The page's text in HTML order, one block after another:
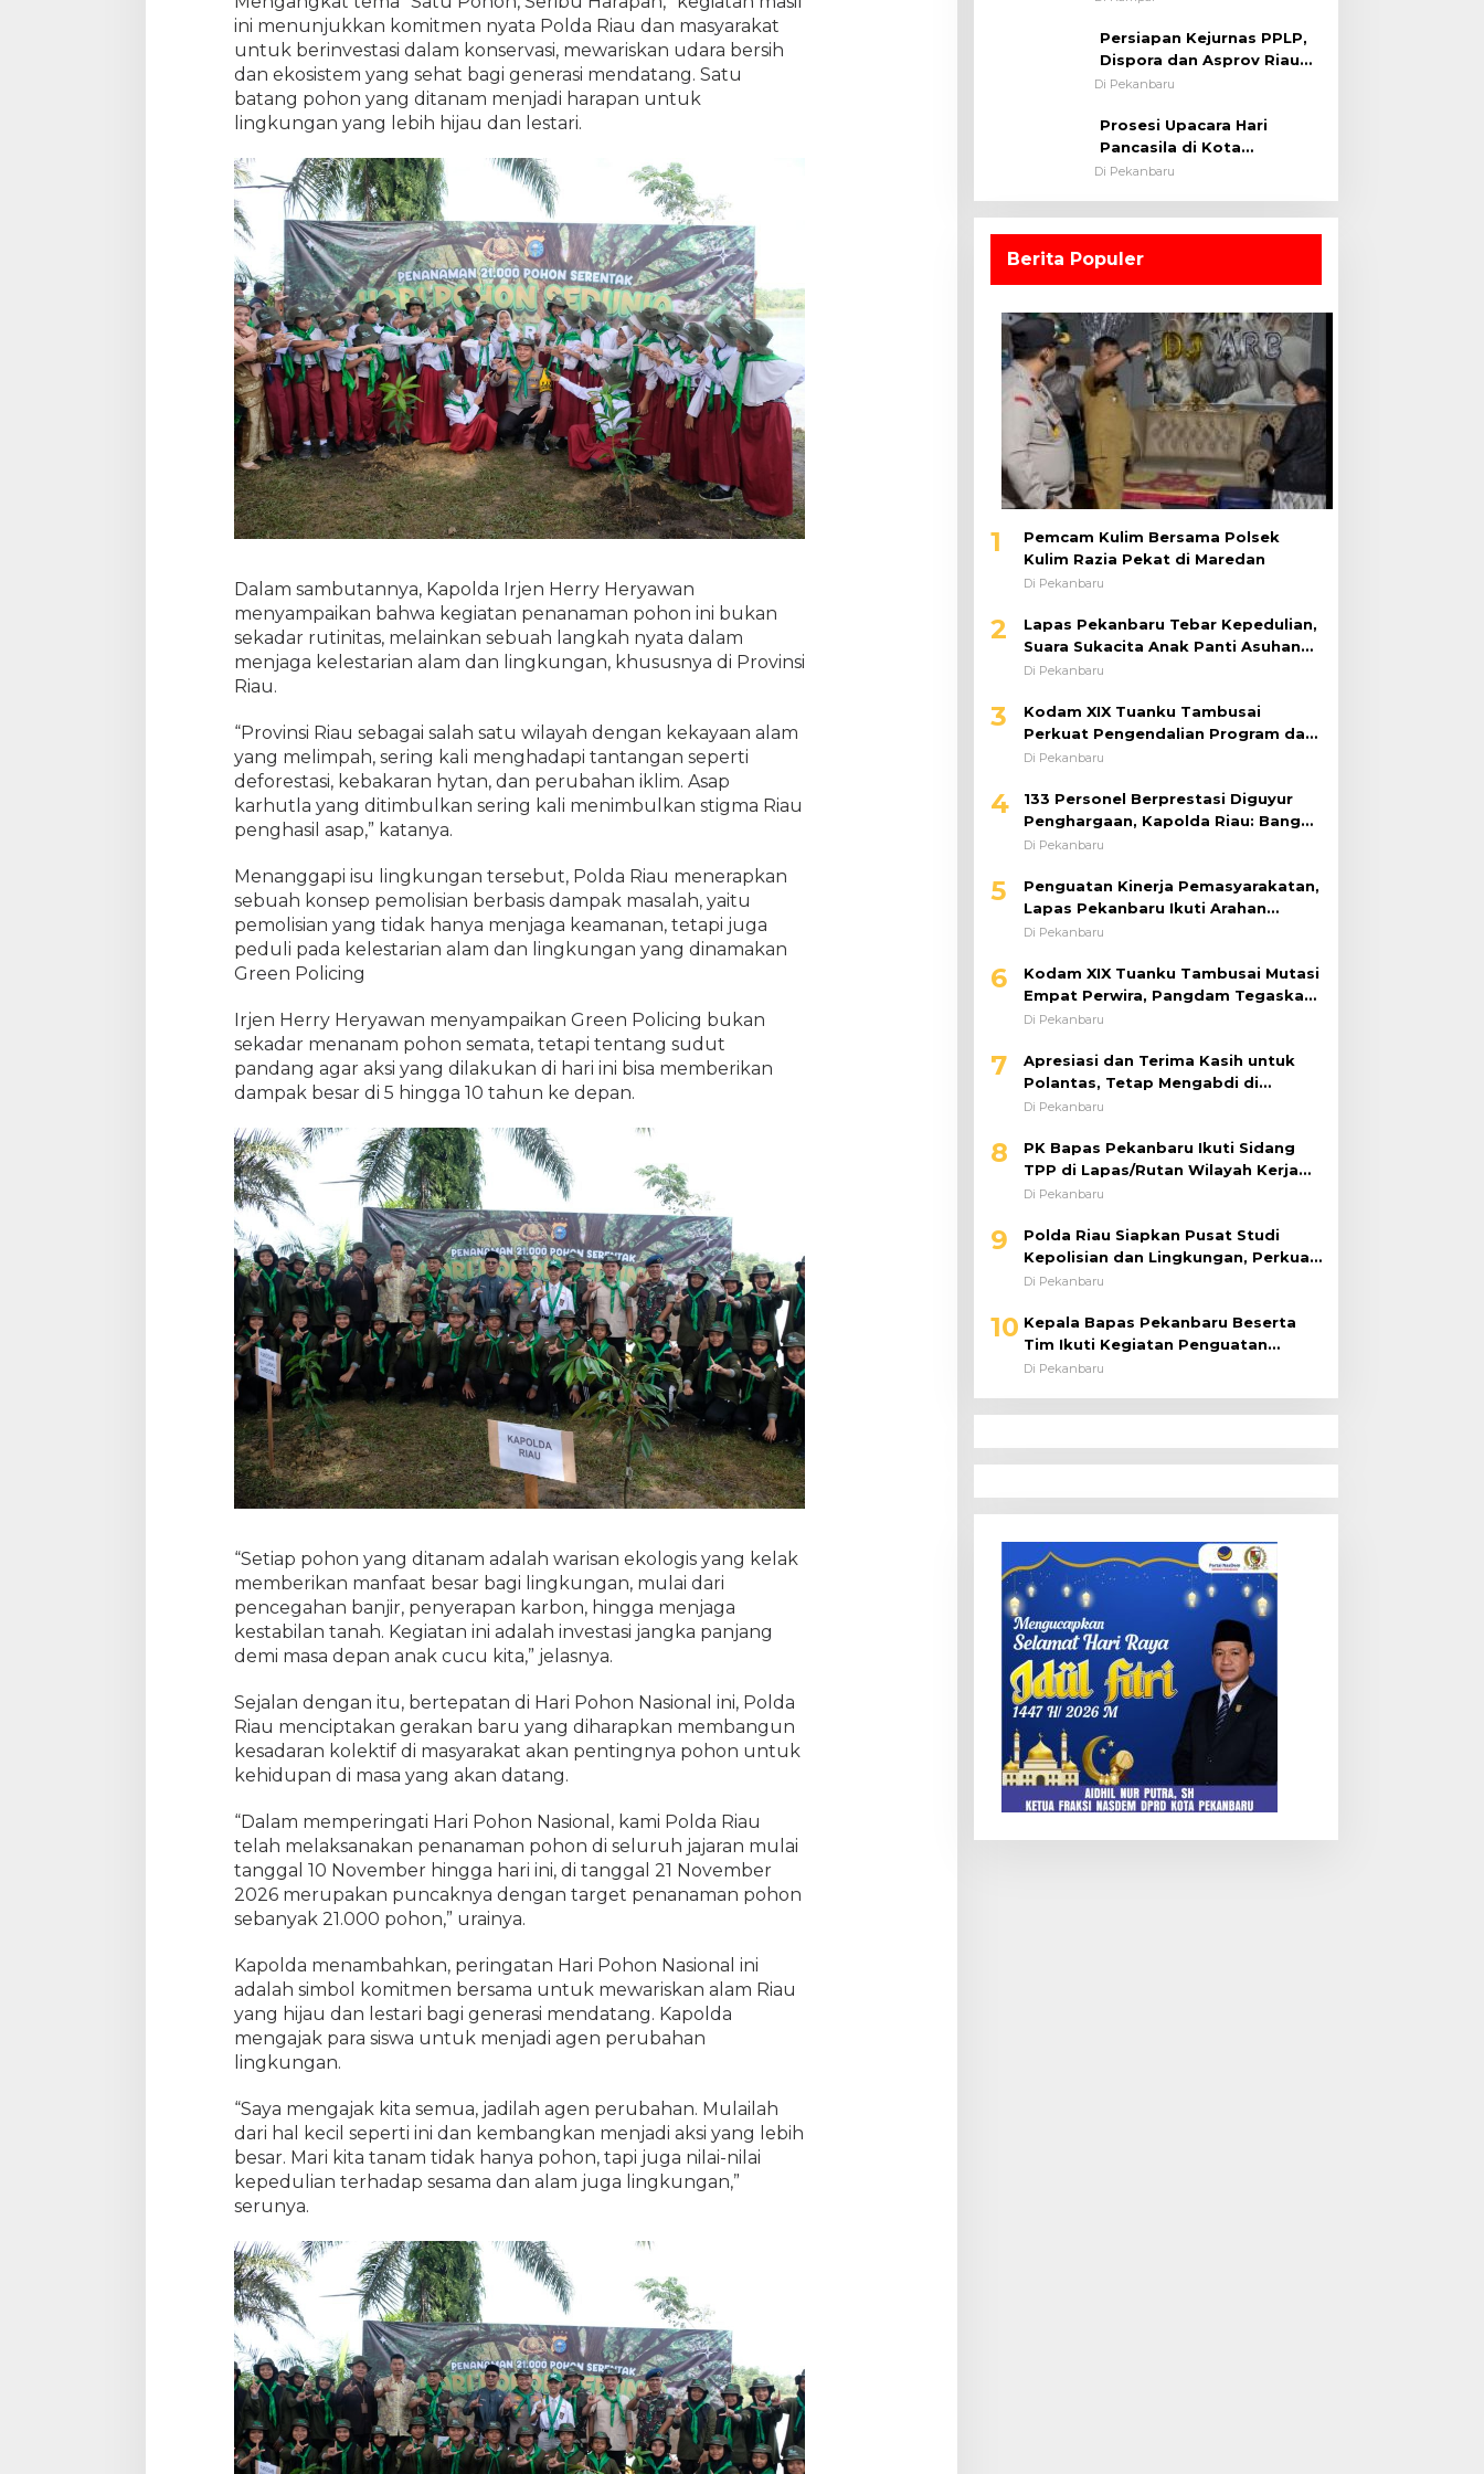
0
s
w
a
ini menunjukkan komitmen nyata Polda Riau dan masyarakat
untuk berinvestasi dalam konservasi, mewariskan udara bersih
dan ekosistem yang sehat bagi generasi mendatang. Satu
batang pohon yang ditanam menjadi harapan untuk
lingkungan yang lebih hijau dan lestari.
Dalam sambutannya, Kapolda Irjen Herry Heryawan
menyampaikan bahwa kegiatan penanaman pohon ini bukan
sekadar rutinitas, melainkan sebuah langkah nyata dalam
menjaga kelestarian alam dan lingkungan, khususnya di Provinsi
Riau.
“Provinsi Riau sebagai salah satu wilayah dengan kekayaan alam
yang melimpah, sering kali menghadapi tantangan seperti
deforestasi, kebakaran hytan, dan perubahan iklim. Asap
karhutla yang ditimbulkan sering kali menimbulkan stigma Riau
penghasil asap,” katanya.
Menanggapi isu lingkungan tersebut, Polda Riau menerapkan
sebuah konsep pemolisian berbasis dampak masalah, yaitu
pemolisian yang tidak hanya menjaga keamanan, tetapi juga
peduli pada kelestarian alam dan lingkungan yang dinamakan
Green Policing
Irjen Herry Heryawan menyampaikan Green Policing bukan
sekadar menanam pohon semata, tetapi tentang sudut
pandang agar aksi yang dilakukan di hari ini bisa memberikan
dampak besar di 5 hingga 10 tahun ke depan.
“Setiap pohon yang ditanam adalah warisan ekologis yang kelak
memberikan manfaat besar bagi lingkungan, mulai dari
pencegahan banjir, penyerapan karbon, hingga menjaga
kestabilan tanah. Kegiatan ini adalah investasi jangka panjang
demi masa depan anak cucu kita,” jelasnya.
Sejalan dengan itu, bertepatan di Hari Pohon Nasional ini, Polda
Riau menciptakan gerakan baru yang diharapkan membangun
kesadaran kolektif di masyarakat akan pentingnya pohon untuk
kehidupan di masa yang akan datang.
“Dalam memperingati Hari Pohon Nasional, kami Polda Riau
telah melaksanakan penanaman pohon di seluruh jajaran mulai
tanggal 10 November hingga hari ini, di tanggal 21 November
2026 merupakan puncaknya dengan target penanaman pohon
sebanyak 21.000 pohon,” urainya.
Kapolda menambahkan, peringatan Hari Pohon Nasional ini
adalah simbol komitmen bersama untuk mewariskan alam Riau
yang hijau dan lestari bagi generasi mendatang. Kapolda
mengajak para siswa untuk menjadi agen perubahan
lingkungan.
“Saya mengajak kita semua, jadilah agen perubahan. Mulailah
dari hal kecil seperti ini dan kembangkan menjadi aksi yang lebih
besar. Mari kita tanam tidak hanya pohon, tapi juga nilai-nilai
kepedulian terhadap sesama dan alam juga lingkungan,”
serunya.
Persiapan Kejurnas PPLP,
Dispora dan Asprov Riau
Tinjau Kelayakan Rumput
Di Pekanbaru
Prosesi Upacara Hari
Pancasila di Kota
Pekanbaru Tetap Khidmat
Di Pekanbaru
Berita Populer
1
Pemcam Kulim Bersama Polsek
Kulim Razia Pekat di Maredan
Di Pekanbaru
2
Lapas Pekanbaru Tebar Kepedulian,
Suara Sukacita Anak Panti Asuhan
Kemuliaan Iringi Bantuan Sosial
Di Pekanbaru
3
Kodam XIX Tuanku Tambusai
Perkuat Pengendalian Program dan
Implementasi Doktrin TNI AD
Di Pekanbaru
4
133 Personel Berprestasi Diguyur
Penghargaan, Kapolda Riau: Bangun
Kepercayaan Publik dengan Karya
Di Pekanbaru
5
Penguatan Kinerja Pemasyarakatan,
Lapas Pekanbaru Ikuti Arahan
Dirjenpas Secara Virtual
Di Pekanbaru
6
Kodam XIX Tuanku Tambusai Mutasi
Empat Perwira, Pangdam Tegaskan
Regenerasi untuk Perkuat Kinerja
Di Pekanbaru
7
Apresiasi dan Terima Kasih untuk
Polantas, Tetap Mengabdi di
Tengah Guyuran Hujan
Di Pekanbaru
8
PK Bapas Pekanbaru Ikuti Sidang
TPP di Lapas/Rutan Wilayah Kerja
Bahas Usulan Remisi Umum Jelang
Di Pekanbaru
9
Polda Riau Siapkan Pusat Studi
Kepolisian dan Lingkungan, Perkuat
Green Policing Berbasis Riset
Di Pekanbaru
10 Kepala Bapas Pekanbaru Beserta
Tim Ikuti Kegiatan Penguatan
Tugas dan Fungsi serta Paparan
Di Pekanbaru